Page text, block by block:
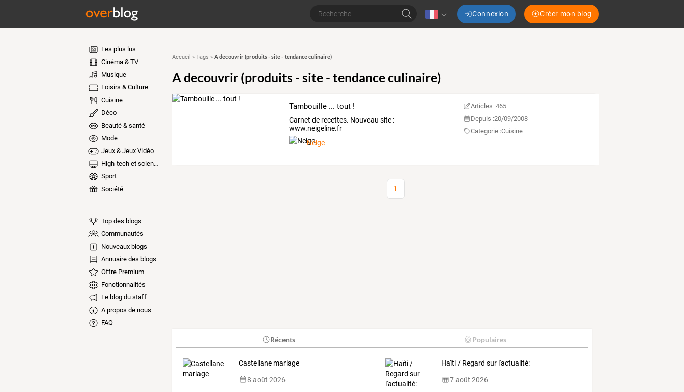
Connexion Créer mon blog
Les plus lus
Cinéma & TV
Musique
Loisirs & Culture
Cuisine
Déco
Beauté & santé
Mode
Jeux & Jeux Vidéo
High-tech et sciences
Sport
Société
Top des blogs
Communautés
Nouveaux blogs
Annuaire des blogs
Offre Premium
Fonctionnalités
Le blog du staff
A propos de nous
FAQ
Accueil » Tags » A decouvrir (produits - site - tendance culinaire)
A decouvrir (produits - site - tendance culinaire)
Tambouille ... tout !
Carnet de recettes. Nouveau site :
www.neigeline.fr
Neige
Articles :465
Depuis :20/09/2008
Categorie :Cuisine
1
Récents Populaires
Castellane mariage
8 août 2026
Haïti / Regard sur l'actualité:
7 août 2026